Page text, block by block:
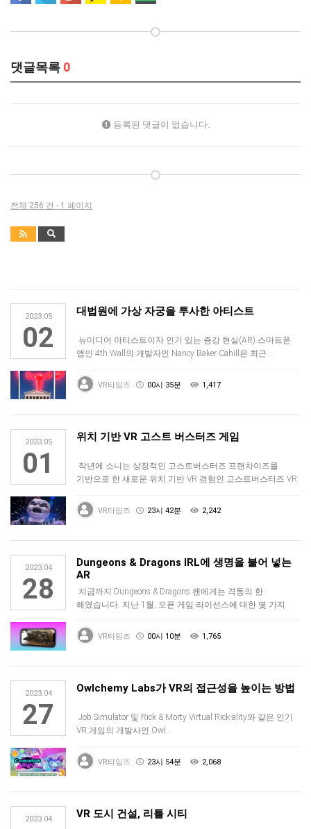
댓글목록 0
등록된 댓글이 없습니다.
전체 256 건 - 1 페이지
2023.05
02
대법원에 가상 자궁을 투사한 아티스트
뉴미디어 아티스트이자 인기 있는 증강 현실(AR) 스마트폰
앱인 4th Wall의 개발자인 Nancy Baker Cahill은 최근 …
VR타임즈 00시 35분 1,417
2023.05
01
위치 기반 VR 고스트 버스터즈 게임
작년에 소니는 상징적인 고스트버스터즈 프랜차이즈를
기반으로 한 새로운 위치 기반 VR 경험인 고스트버스터즈 VR
VR타임즈 23시 42분 2,242
2023.04
28
Dungeons & Dragons IRL에 생명을 불어 넣는
AR
지금까지 Dungeons & Dragons 팬에게는 격동의 한
해였습니다. 지난 1월, 오픈 게임 라이선스에 대한 몇 가지
VR타임즈 00시 10분 1,765
2023.04
27
Owlchemy Labs가 VR의 접근성을 높이는 방법
Job Simulator 및 Rick & Morty Virtual Rick-ality와 같은 인기
VR 게임의 개발사인 Owl…
VR타임즈 23시 54분 2,068
2023.04 VR 도시 건설, 리틀 시티